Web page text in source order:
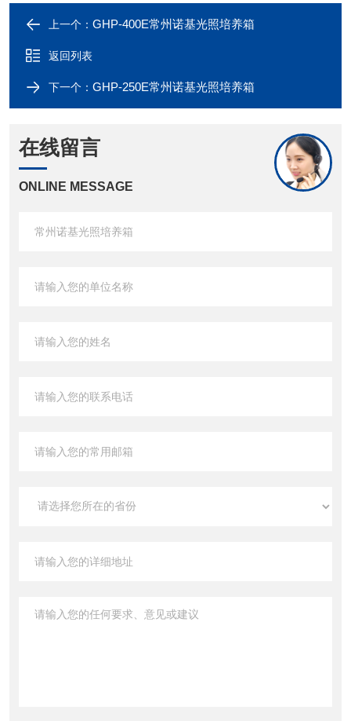
上一个： GHP-400E常州诺基光照培养箱
返回列表
下一个： GHP-250E常州诺基光照培养箱
在线留言
ONLINE MESSAGE